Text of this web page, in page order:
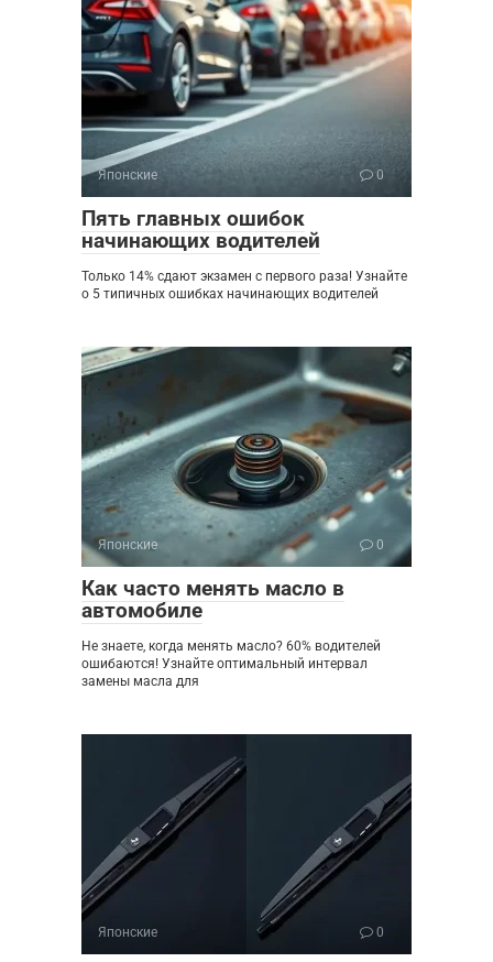
Японские 0
Пять главных ошибок
начинающих водителей
Только 14% сдают экзамен с первого раза! Узнайте
о 5 типичных ошибках начинающих водителей
Японские 0
Как часто менять масло в
автомобиле
Не знаете, когда менять масло? 60% водителей
ошибаются! Узнайте оптимальный интервал
замены масла для
Японские 0